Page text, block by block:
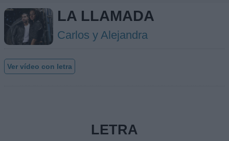
LA LLAMADA
Carlos y Alejandra
Ver vídeo con letra
LETRA